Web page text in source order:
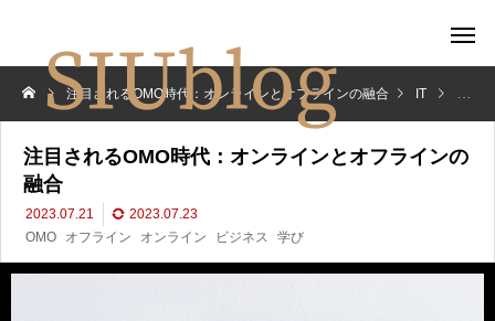
注目されるOMO時代：オンラインとオフラインの融合 IT 注目
注目されるOMO時代：オンラインとオフラインの
融合
2023.07.21
2023.07.23
OMO
オフライン オンライン ビジネス 学び